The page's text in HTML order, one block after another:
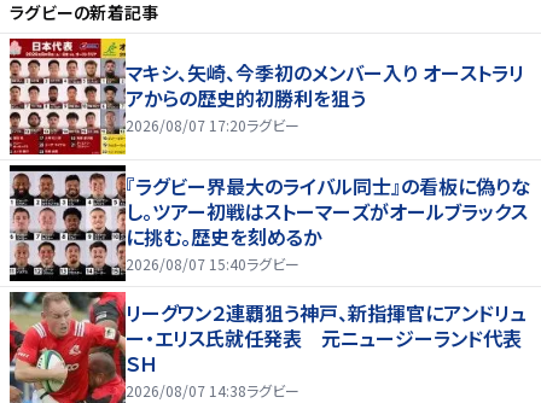
ラグビーの新着記事
マキシ、矢崎、今季初のメンバー入り オーストラリ
アからの歴史的初勝利を狙う
2026/08/07 17:20ラグビー
『ラグビー界最大のライバル同士』の看板に偽りな
し。ツアー初戦はストーマーズがオールブラックス
に挑む。歴史を刻めるか
2026/08/07 15:40ラグビー
リーグワン２連覇狙う神戸、新指揮官にアンドリュ
ー・エリス氏就任発表 元ニュージーランド代表
ＳＨ
2026/08/07 14:38ラグビー